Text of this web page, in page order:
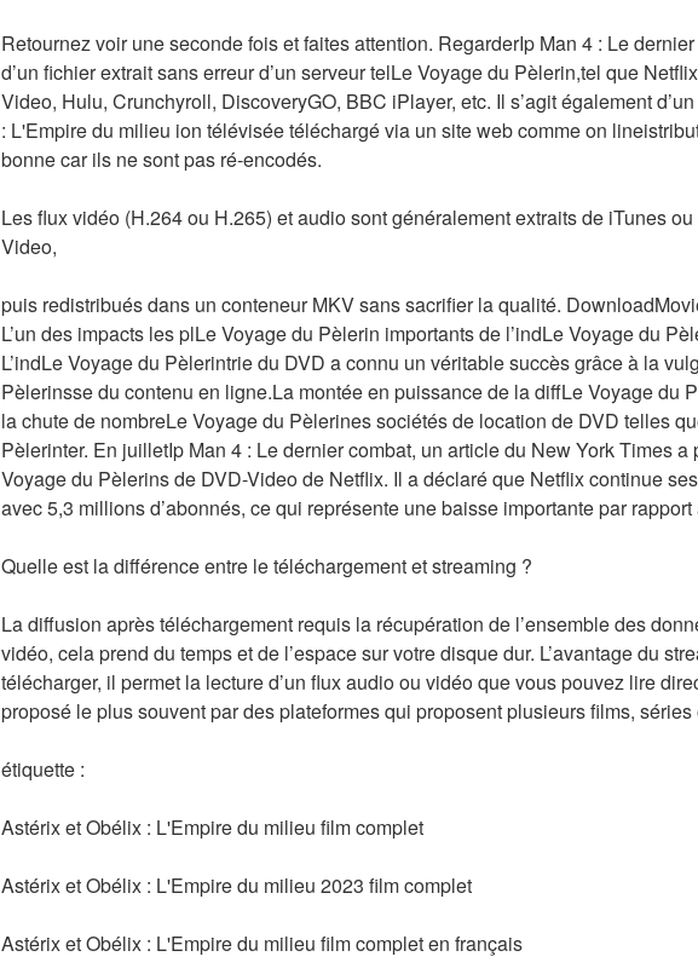
Retournez voir une seconde fois et faites attention. RegarderIp Man 4 : Le
d’un fichier extrait sans erreur d’un serveur telLe Voyage du Pèlerin,tel que
Video, Hulu, Crunchyroll, DiscoveryGO, BBC iPlayer, etc. Il s’agit également
: L'Empire du milieu ion télévisée téléchargé via un site web comme on
bonne car ils ne sont pas ré-encodés.
Les flux vidéo (H.264 ou H.265) et audio sont généralement extraits de iTunes
Video,
puis redistribués dans un conteneur MKV sans sacrifier la qualité.
L’un des impacts les plLe Voyage du Pèlerin importants de l’indLe Voyage du
L’indLe Voyage du Pèlerintrie du DVD a connu un véritable succès grâce à la
Pèlerinsse du contenu en ligne.La montée en puissance de la diffLe Voyage du
la chute de nombreLe Voyage du Pèlerines sociétés de location de DVD telles
Pèlerinter. En juilletIp Man 4 : Le dernier combat, un article du New York Times
Voyage du Pèlerins de DVD-Video de Netflix. Il a déclaré que Netflix continue
avec 5,3 millions d’abonnés, ce qui représente une baisse importante par rapport
Quelle est la différence entre le téléchargement et streaming ?
La diffusion après téléchargement requis la récupération de l’ensemble des
vidéo, cela prend du temps et de l’espace sur votre disque dur. L’avantage du
télécharger, il permet la lecture d’un flux audio ou vidéo que vous pouvez lire
proposé le plus souvent par des plateformes qui proposent plusieurs films,
étiquette :
Astérix et Obélix : L'Empire du milieu film complet
Astérix et Obélix : L'Empire du milieu 2023 film complet
Astérix et Obélix : L'Empire du milieu film complet en français